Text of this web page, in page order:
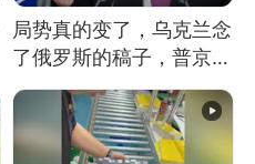
局势真的变了，乌克兰念
了俄罗斯的稿子，普京说
战胜自己就是胜利